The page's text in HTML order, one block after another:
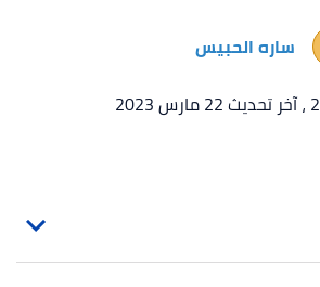
ساره الحبيس
، آخر تحديث 22 مارس 2023